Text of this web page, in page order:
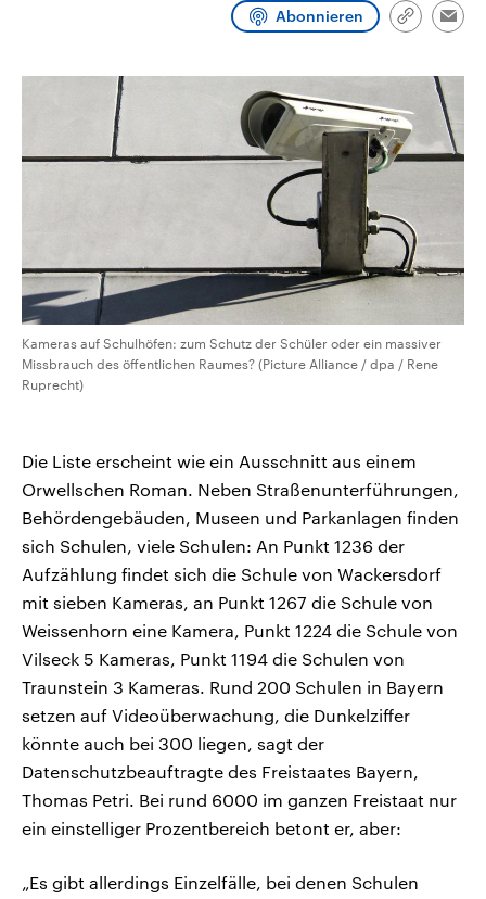
Abonnieren
Link
Kameras auf Schulhöfen: zum Schutz der Schüler oder ein massiver
Missbrauch des öffentlichen Raumes? (Picture Alliance / dpa / Rene
Ruprecht)
Die Liste erscheint wie ein Ausschnitt aus einem
Orwellschen Roman. Neben Straßenunterführungen,
Behördengebäuden, Museen und Parkanlagen finden
sich Schulen, viele Schulen: An Punkt 1236 der
Aufzählung findet sich die Schule von Wackersdorf
mit sieben Kameras, an Punkt 1267 die Schule von
Weissenhorn eine Kamera, Punkt 1224 die Schule von
Vilseck 5 Kameras, Punkt 1194 die Schulen von
Traunstein 3 Kameras. Rund 200 Schulen in Bayern
setzen auf Videoüberwachung, die Dunkelziffer
könnte auch bei 300 liegen, sagt der
Datenschutzbeauftragte des Freistaates Bayern,
Thomas Petri. Bei rund 6000 im ganzen Freistaat nur
ein einstelliger Prozentbereich betont er, aber:
„Es gibt allerdings Einzelfälle, bei denen Schulen